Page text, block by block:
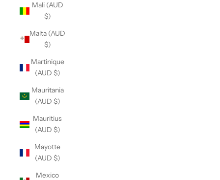
Mali (AUD
$)
Malta (AUD
$)
Martinique
(AUD $)
Mauritania
(AUD $)
Mauritius
(AUD $)
Mayotte
(AUD $)
Mexico